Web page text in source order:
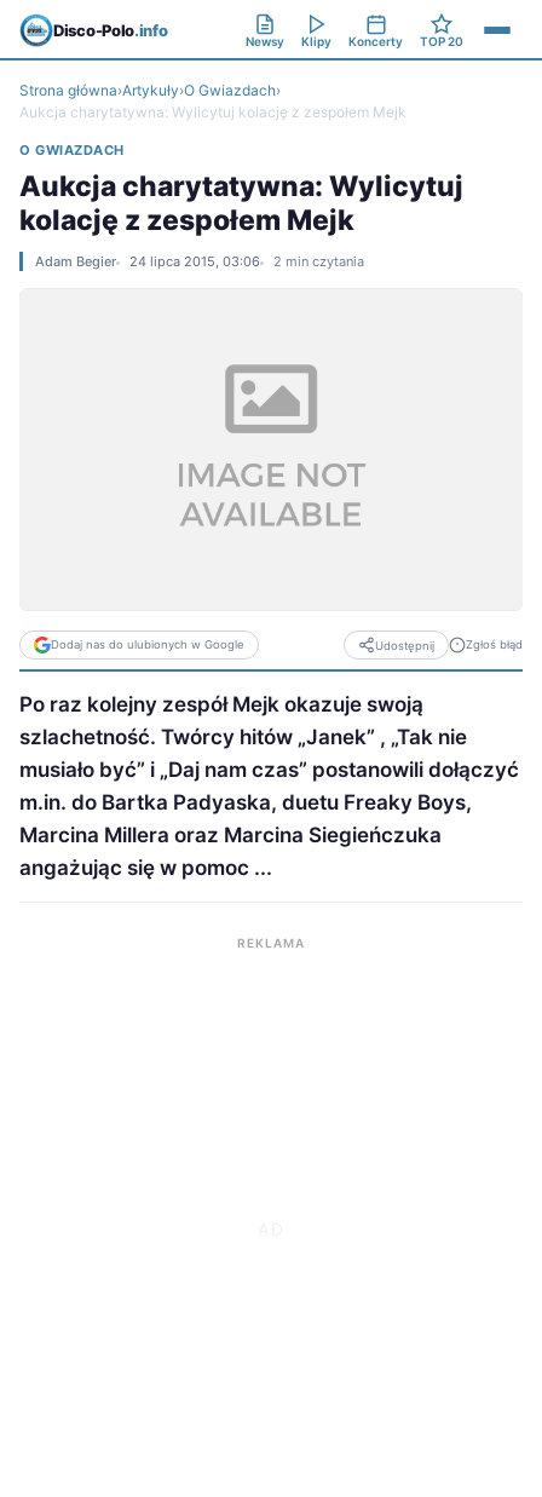
Disco-Polo.info
Newsy Klipy Koncerty TOP 20
Strona główna›Artykuły›O Gwiazdach›
Aukcja charytatywna: Wylicytuj kolację z zespołem Mejk
O GWIAZDACH
Aukcja charytatywna: Wylicytuj
kolację z zespołem Mejk
Adam Begier 24 lipca 2015, 03:06 2 min czytania
Dodaj nas do ulubionych w Google Udostępnij Zgłoś błąd
Po raz kolejny zespół Mejk okazuje swoją
szlachetność. Twórcy hitów „Janek” , „Tak nie
musiało być” i „Daj nam czas” postanowili dołączyć
m.in. do Bartka Padyaska, duetu Freaky Boys,
Marcina Millera oraz Marcina Siegieńczuka
angażując się w pomoc ...
REKLAMA